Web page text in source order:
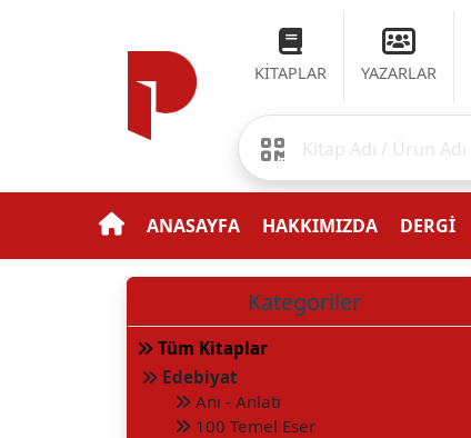
KİTAPLAR YAZARLAR
ANASAYFA HAKKIMIZDA DERGİ
Kategoriler
Tüm Kitaplar
Edebiyat
Anı - Anlatı
100 Temel Eser